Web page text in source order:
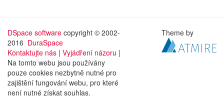
DSpace software copyright © 2002-
2016 DuraSpace
Kontaktujte nás | Vyjádření názoru |
Na tomto webu jsou používány
pouze cookies nezbytně nutné pro
zajištění fungování webu, pro které
není nutné získat souhlas.
Theme by